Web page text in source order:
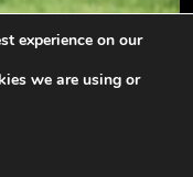
dobýva
siete vášňou pre
produktom z Temu
experience on our
we are using or